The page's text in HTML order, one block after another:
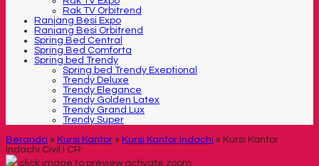
Rak TV Orbitrend
Ranjang Besi Expo
Ranjang Besi Orbitrend
Spring Bed Central
Spring Bed Comforta
Spring bed Trendy
Spring bed Trendy Exeptional
Trendy Deluxe
Trendy Elegance
Trendy Golden Latex
Trendy Grand Lux
Trendy Super
Beranda » Kursi Kantor » Kursi Kantor Indachi » Kursi Kantor
Indachi Civil I CR
click image to preview activate zoom